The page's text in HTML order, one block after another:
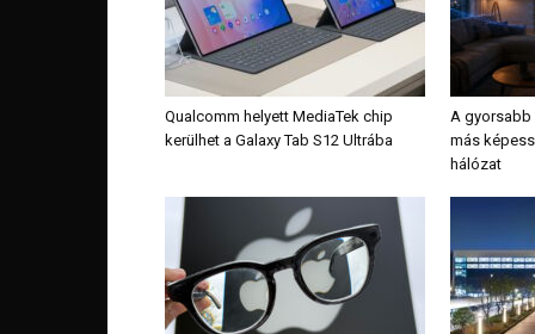
Qualcomm helyett MediaTek chip
kerülhet a Galaxy Tab S12 Ultrába
A gyorsabb
más
hálózat